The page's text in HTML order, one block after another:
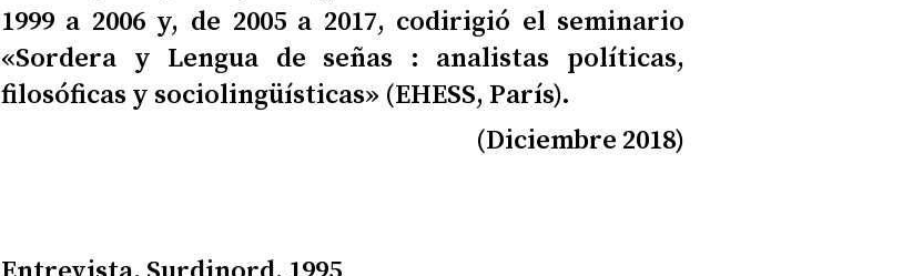
1999 a 2006 y, de 2005 a 2017, codirigió el seminario
«Sordera y Lengua de señas : analistas políticas,
filosóficas y sociolingüísticas» (EHESS, París).
(Diciembre 2018)